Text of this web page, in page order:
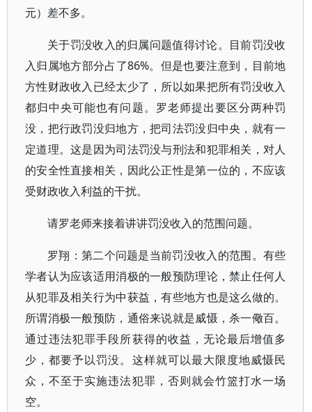
元）差不多。
关于罚没收入的归属问题值得讨论。目前罚没收
入归属地方部分占了86%。但是也要注意到，目前地
方性财政收入已经太少了，所以如果把所有罚没收入
都归中央可能也有问题。罗老师提出要区分两种罚
没，把行政罚没归地方，把司法罚没归中央，就有一
定道理。这是因为司法罚没与刑法和犯罪相关，对人
的安全性直接相关，因此公正性是第一位的，不应该
受财政收入利益的干扰。
请罗老师来接着讲讲罚没收入的范围问题。
罗翔：第二个问题是当前罚没收入的范围。有些
学者认为应该适用消极的一般预防理论，禁止任何人
从犯罪及相关行为中获益，有些地方也是这么做的。
所谓消极一般预防，通俗来说就是威慑，杀一儆百。
通过违法犯罪手段所获得的收益，无论最后增值多
少，都要予以罚没。这样就可以最大限度地威慑民
众，不至于实施违法犯罪，否则就会竹篮打水一场
空。